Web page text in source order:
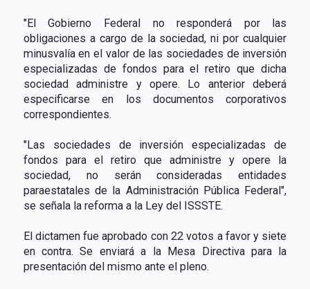
"El Gobierno Federal no responderá por las
obligaciones a cargo de la sociedad, ni por cualquier
minusvalía en el valor de las sociedades de inversión
especializadas de fondos para el retiro que dicha
sociedad administre y opere. Lo anterior deberá
especificarse en los documentos corporativos
correspondientes.
"Las sociedades de inversión especializadas de
fondos para el retiro que administre y opere la
sociedad, no serán consideradas entidades
paraestatales de la Administración Pública Federal",
se señala la reforma a la Ley del ISSSTE.
El dictamen fue aprobado con 22 votos a favor y siete
en contra. Se enviará a la Mesa Directiva para la
presentación del mismo ante el pleno.